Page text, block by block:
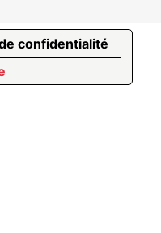
confidentialité